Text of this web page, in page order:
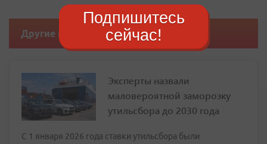
Другие новости
Эксперты назвали
маловероятной заморозку
утильсбора до 2030 года
С 1 января 2026 года ставки утильсбора были
Подпишитесь
сейчас!